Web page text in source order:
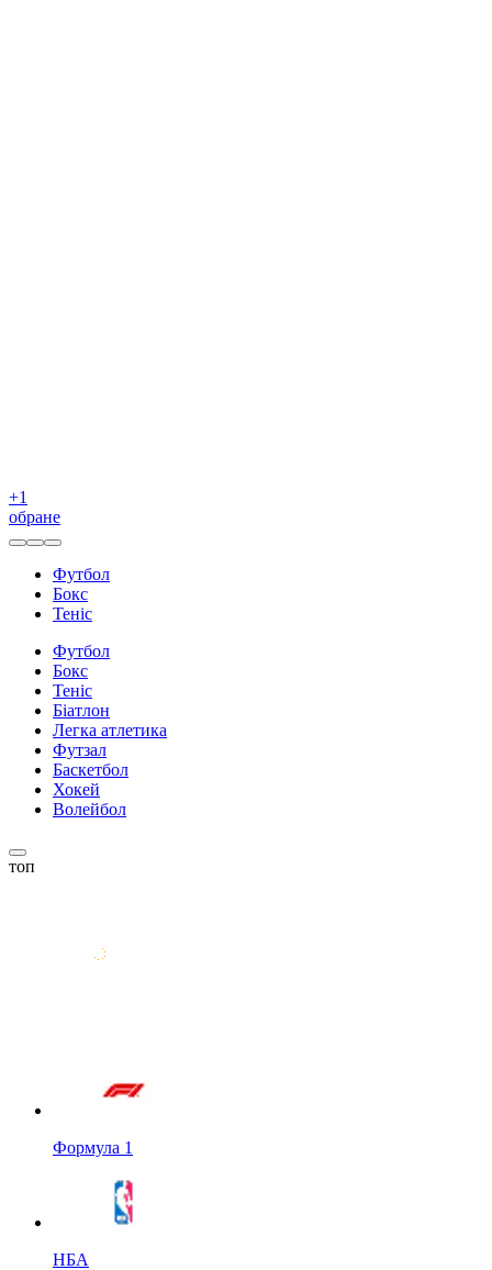
+1
обране
Футбол
Бокс
Теніс
Футбол
Бокс
Теніс
Біатлон
Легка атлетика
Футзал
Баскетбол
Хокей
Волейбол
топ
Формула 1
НБА